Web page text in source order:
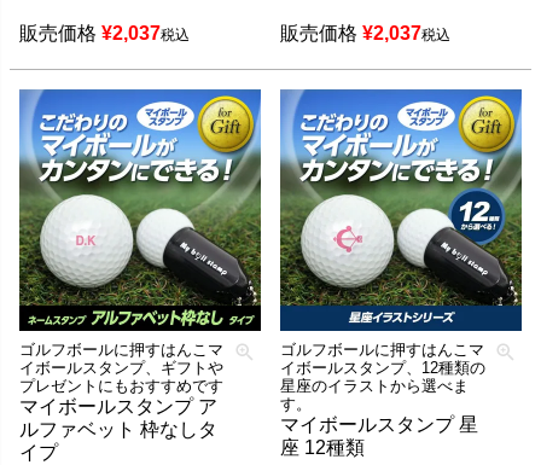
販売価格 ¥2,037税込 販売価格 ¥2,037税込
ゴルフボールに押すはんこマ
イボールスタンプ、ギフトや
プレゼントにもおすすめです
マイボールスタンプ ア
ルファベット 枠なしタ
イプ
ゴルフボールに押すはんこマ
イボールスタンプ、12種類の
星座のイラストから選べま
す。
マイボールスタンプ 星
座 12種類